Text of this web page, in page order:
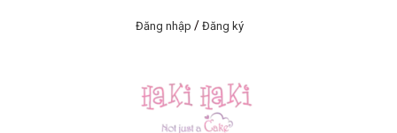
Đăng nhập / Đăng ký